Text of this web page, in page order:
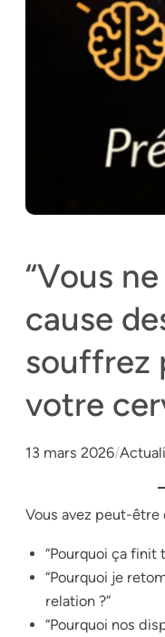
“Vous
cause
souffrez
votre
13 mars 2026/
Vous avez peut-être
“Pourquoi ça finit
“Pourquoi je
relation ?”
“Pourquoi nos